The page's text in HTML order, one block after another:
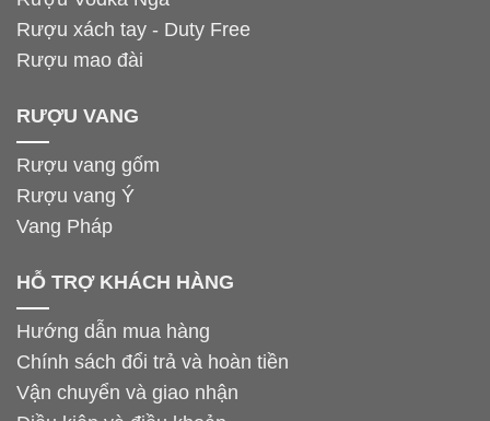
Rượu xách tay - Duty Free
Rượu mao đài
RƯỢU VANG
Rượu vang gốm
Rượu vang Ý
Vang Pháp
HỖ TRỢ KHÁCH HÀNG
Hướng dẫn mua hàng
Chính sách đổi trả và hoàn tiền
Vận chuyển và giao nhận